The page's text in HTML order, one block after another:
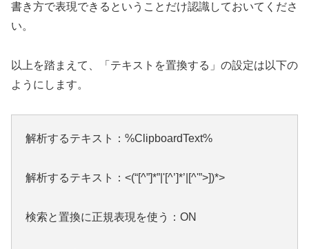
書き方で表現できるということだけ認識しておいてくださ
い。
以上を踏まえて、「テキストを置換する」の設定は以下の
ようにします。
解析するテキスト：%ClipboardText%
解析するテキスト：<(“[^”]*”|'[^’]*’|[^'”>])*>
検索と置換に正規表現を使う：ON